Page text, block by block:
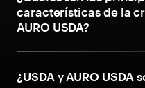
características de la
AURO USDA?
¿USDA y AURO USDA